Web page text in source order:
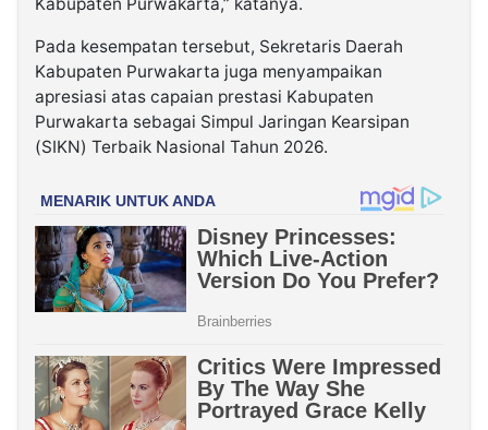
Kabupaten Purwakarta,” katanya.
Pada kesempatan tersebut, Sekretaris Daerah
Kabupaten Purwakarta juga menyampaikan
apresiasi atas capaian prestasi Kabupaten
Purwakarta sebagai Simpul Jaringan Kearsipan
(SIKN) Terbaik Nasional Tahun 2026.